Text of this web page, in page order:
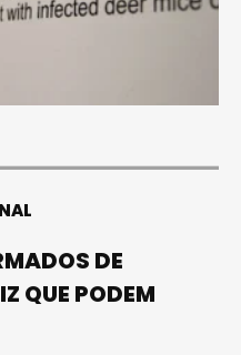
DE
QUE PODEM